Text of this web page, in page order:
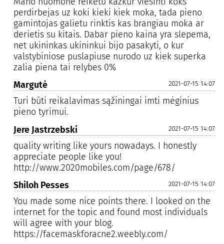
perdirbejas uz koki kieki kiek moka, tada pieno
gamintojas galietu rinktis kas brangiau moka ar
derietis su kitais. Dabar pieno kaina yra slepema,
net ukininkas ukininkui bijo pasakyti, o kur
valstybiniose puslapiuse nurodo uz kiek superka
zalia piena tai relybes 0%
2021-07-15 14:07
Margutė
Turi būti reikalavimas sąžiningai imti mėginius
pieno tyrimui.
2021-07-15 14:07
Jere Jastrzebski
quality writing like yours nowadays. I honestly
appreciate people like you!
http://www.2020mobiles.com/page/678/
2021-07-15 14:07
Shiloh Pesses
You made some nice points there. I looked on the
internet for the topic and found most individuals
will agree with your blog.
https://facemaskforacne2.weebly.com/